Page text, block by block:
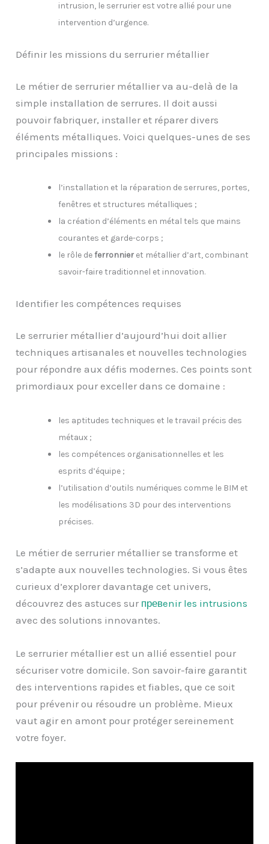
intrusion, le serrurier est votre allié pour une
intervention d’urgence.
Définir les missions du serrurier métallier
Le métier de serrurier métallier va au-delà de la
simple installation de serrures. Il doit aussi
pouvoir fabriquer, installer et réparer divers
éléments métalliques. Voici quelques-unes de ses
principales missions :
l’installation et la réparation de serrures, portes,
fenêtres et structures métalliques ;
la création d’éléments en métal tels que mains
courantes et garde-corps ;
le rôle deferronnier et métallier d’art, combinant
savoir-faire traditionnel et innovation.
Identifier les compétences requises
Le serrurier métallier d’aujourd’hui doit allier
techniques artisanales et nouvelles technologies
pour répondre aux défis modernes. Ces points sont
primordiaux pour exceller dans ce domaine :
les aptitudes techniques et le travail précis des
métaux ;
les compétences organisationnelles et les
esprits d’équipe ;
l’utilisation d’outils numériques comme le BIM et
les modélisations 3D pour des interventions
précises.
Le métier de serrurier métallier se transforme et
s’adapte aux nouvelles technologies. Si vous êtes
curieux d’explorer davantage cet univers,
découvrez des astuces sur превenir les intrusions
avec des solutions innovantes.
Le serrurier métallier est un allié essentiel pour
sécuriser votre domicile. Son savoir-faire garantit
des interventions rapides et fiables, que ce soit
pour prévenir ou résoudre un problème. Mieux
vaut agir en amont pour protéger sereinement
votre foyer.